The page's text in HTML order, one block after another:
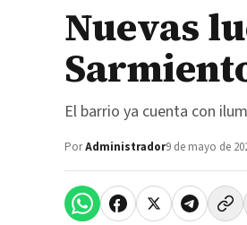
Nuevas
El barrio ya cuenta con
PorAdministrador9 de mayo de